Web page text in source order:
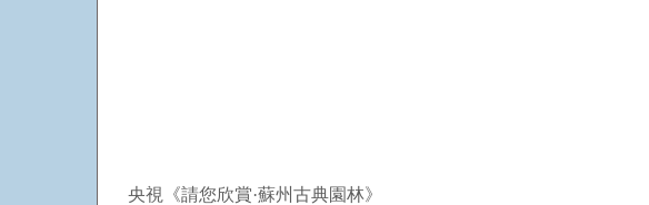
央視《請您欣賞·蘇州古典園林》